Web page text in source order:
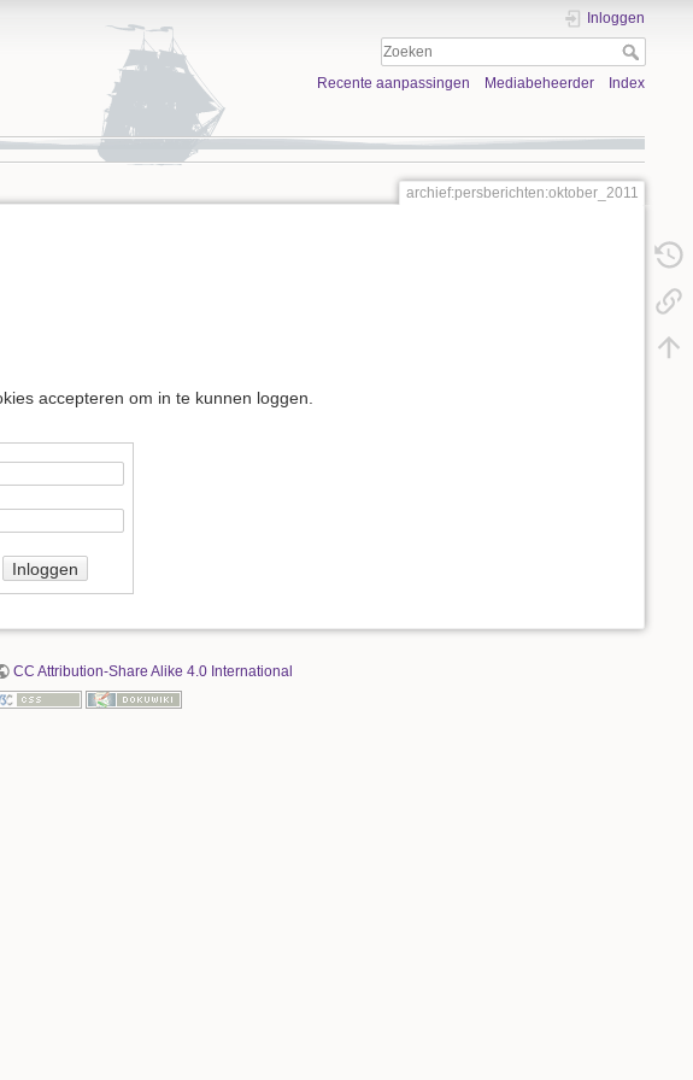
Inloggen
Recente aanpassingen Mediabeheerder Index
archief:persberichten:oktober_2011
accepteren om in te kunnen loggen.
Inloggen
CC Attribution-Share Alike 4.0 International